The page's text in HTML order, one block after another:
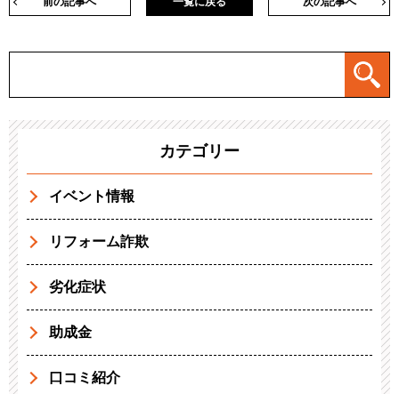
カテゴリー
イベント情報
リフォーム詐欺
劣化症状
助成金
口コミ紹介